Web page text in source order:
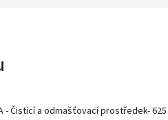
- Čistící a odmašťovací prostředek- 625